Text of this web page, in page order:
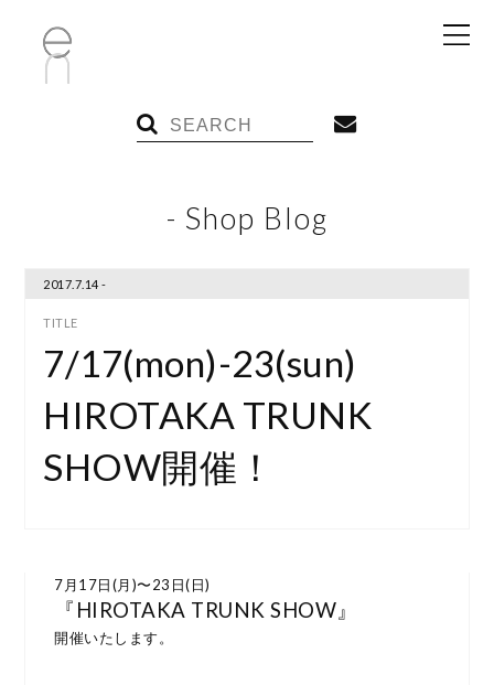
- Shop Blog
2017.7.14 -
7/17(mon)-23(sun)
HIROTAKA TRUNK
SHOW開催！
7月17日(月)〜23日(日)
『HIROTAKA TRUNK SHOW』
開催いたします。